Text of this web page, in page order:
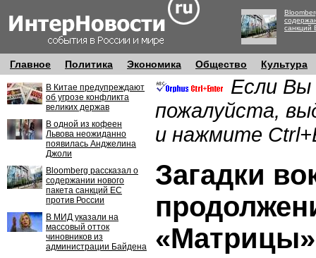
санкций
Главное Политика Экономика Общество Культура
В Китае предупреждают
об угрозе конфликта
великих держав
В одной из кофеен
Львова неожиданно
появилась Анджелина
Джоли
Bloomberg рассказал о
содержании нового
пакета санкций ЕС
против России
В МИД указали на
массовый отток
чиновников из
администрации Байдена
Если Вы
пожалуйста,
и нажмите
Загадки
«Матрицы»